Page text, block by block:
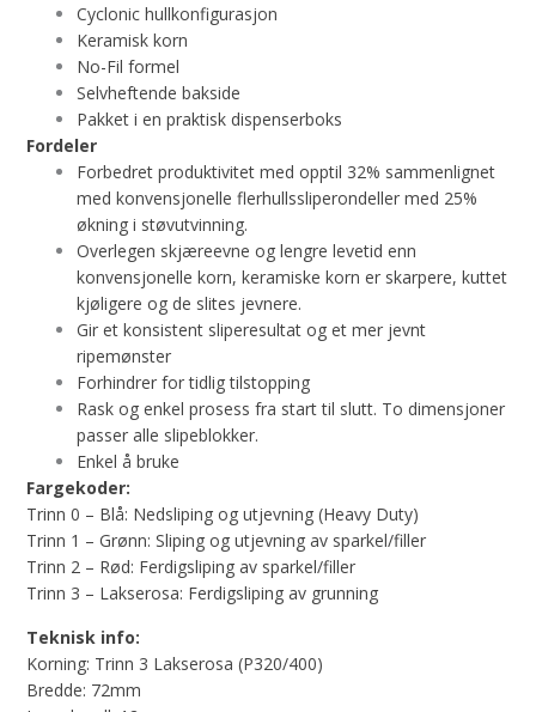
Cyclonic hullkonfigurasjon
Keramisk korn
No-Fil formel
Selvheftende bakside
Pakket i en praktisk dispenserboks
Fordeler
Forbedret produktivitet med opptil 32% sammenlignet
med konvensjonelle flerhullssliperondeller med 25%
økning i støvutvinning.
Overlegen skjæreevne og lengre levetid enn
konvensjonelle korn, keramiske korn er skarpere, kuttet
kjøligere og de slites jevnere.
Gir et konsistent sliperesultat og et mer jevnt
ripemønster
Forhindrer for tidlig tilstopping
Rask og enkel prosess fra start til slutt. To dimensjoner
passer alle slipeblokker.
Enkel å bruke
Fargekoder:
Trinn 0 – Blå: Nedsliping og utjevning (Heavy Duty)
Trinn 1 – Grønn: Sliping og utjevning av sparkel/filler
Trinn 2 – Rød: Ferdigsliping av sparkel/filler
Trinn 3 – Lakserosa: Ferdigsliping av grunning
Teknisk info:
Korning: Trinn 3 Lakserosa (P320/400)
Bredde: 72mm